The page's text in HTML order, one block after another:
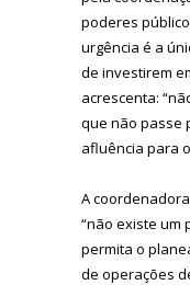
poderes
urgência é a
de investirem
acrescenta:
que não passe
afluência para
A
“não existe um
permita o
de operações